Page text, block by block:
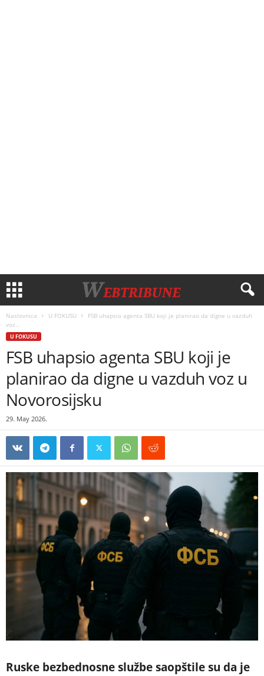
Naslovnica U FOKUSU
FSB uhapsio agenta SBU koji je planirao da digne u vazduh
voz...
U FOKUSU
FSB uhapsio agenta SBU koji je
planirao da digne u vazduh voz u
Novorosijsku
29. May 2026.
Ruske bezbednosne službe saopštile su da je